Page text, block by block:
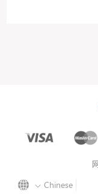
Chinese